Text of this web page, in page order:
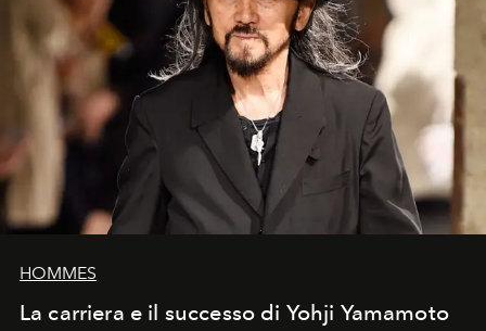
HOMMES
La carriera e il successo di Yohji Yamamoto